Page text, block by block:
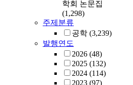
학회 논문집
(1,298)
주제분류
공학 (3,239)
발행연도
2026 (48)
2025 (132)
2024 (114)
2023 (97)